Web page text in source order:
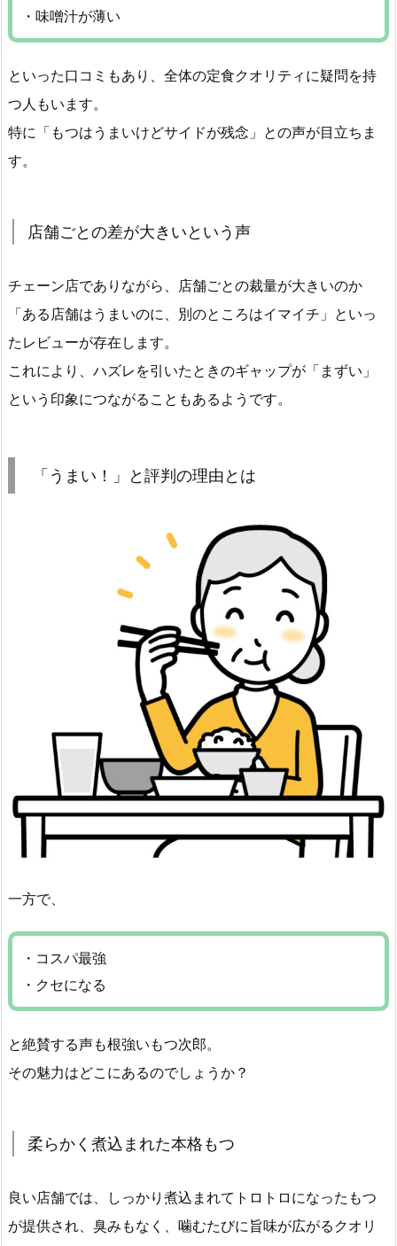
・味噌汁が薄い
といった口コミもあり、全体の定食クオリティに疑問を持
つ人もいます。
特に「もつはうまいけどサイドが残念」との声が目立ちま
す。
店舗ごとの差が大きいという声
チェーン店でありながら、店舗ごとの裁量が大きいのか
「ある店舗はうまいのに、別のところはイマイチ」といっ
たレビューが存在します。
これにより、ハズレを引いたときのギャップが「まずい」
という印象につながることもあるようです。
「うまい！」と評判の理由とは
一方で、
・コスパ最強
・クセになる
と絶賛する声も根強いもつ次郎。
その魅力はどこにあるのでしょうか？
柔らかく煮込まれた本格もつ
良い店舗では、しっかり煮込まれてトロトロになったもつ
が提供され、臭みもなく、噛むたびに旨味が広がるクオリ